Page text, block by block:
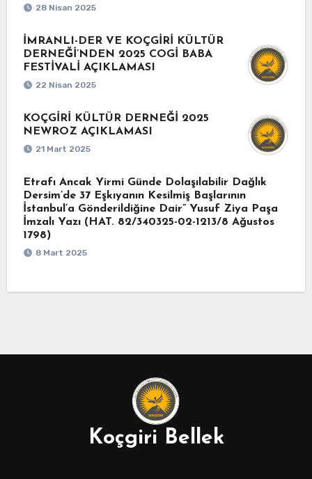
28 Nisan 2025
İMRANLI-DER VE KOÇGİRİ KÜLTÜR
DERNEĞİ’NDEN 2025 COGİ BABA
FESTİVALİ AÇIKLAMASI
22 Nisan 2025
KOÇGİRİ KÜLTÜR DERNEĞİ 2025
NEWROZ AÇIKLAMASI
21 Mart 2025
Etrafı Ancak Yirmi Günde Dolaşılabilir Dağlık
Dersim’de 37 Eşkıyanın Kesilmiş Başlarının
İstanbul’a Gönderildiğine Dair” Yusuf Ziya Paşa
İmzalı Yazı (HAT. 82/340325-02-1213/8 Ağustos
1798)
8 Mart 2025
Koçgiri Bellek